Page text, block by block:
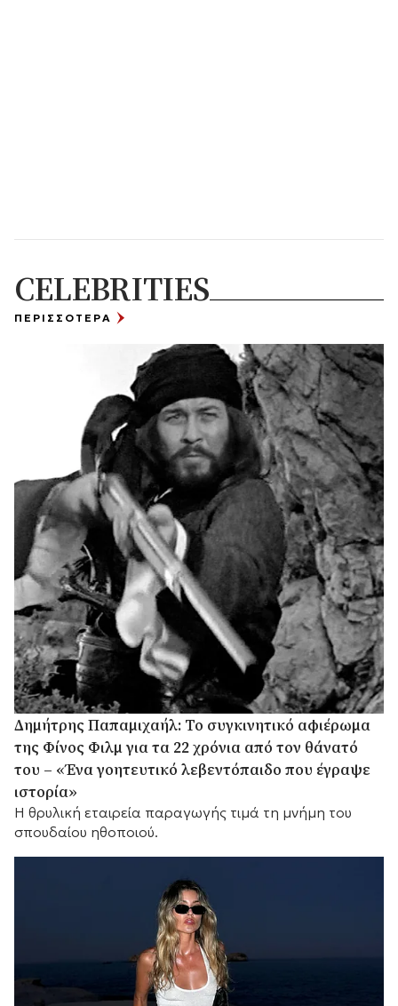
CELEBRITIES
ΠΕΡΙΣΣΟΤΕΡΑ
Δημήτρης Παπαμιχαήλ: Το συγκινητικό αφιέρωμα
της Φίνος Φιλμ για τα 22 χρόνια από τον θάνατό
του – «Ένα γοητευτικό λεβεντόπαιδο που έγραψε
ιστορία»
Η θρυλική εταιρεία παραγωγής τιμά τη μνήμη του
σπουδαίου ηθοποιού.